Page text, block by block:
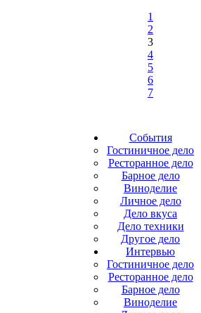
1
2
3
4
5
6
7
События
Гостиничное дело
Ресторанное дело
Барное дело
Виноделие
Личное дело
Дело вкуса
Дело техники
Другое дело
Интервью
Гостиничное дело
Ресторанное дело
Барное дело
Виноделие